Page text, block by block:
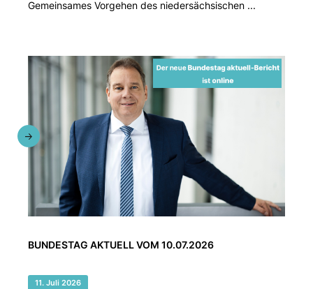
Gemeinsames Vorgehen des niedersächsischen ...
BUNDESTAG AKTUELL VOM 10.07.2026
11. Juli 2026